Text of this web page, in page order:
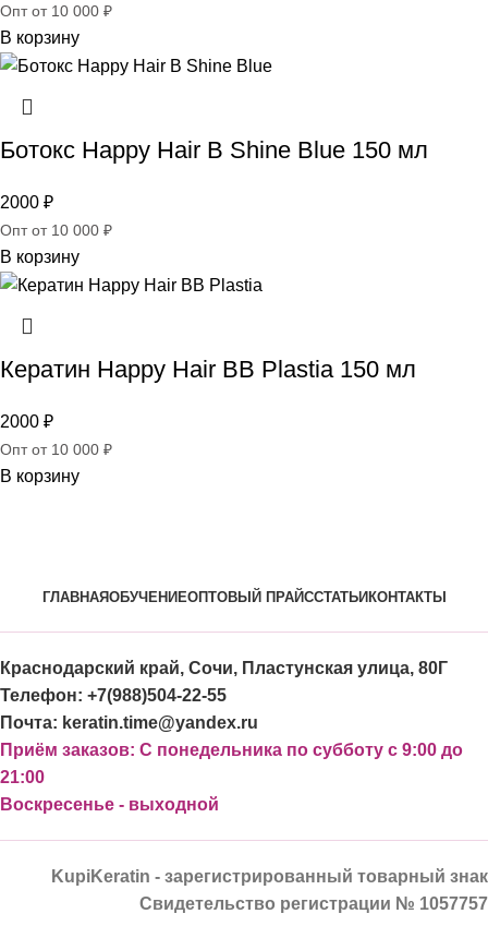
Опт от 10 000 ₽
В корзину
Ботокс Happy Hair B Shine Blue 150 мл
2000 ₽
Опт от 10 000 ₽
В корзину
Кератин Happy Hair BB Plastia 150 мл
2000 ₽
Опт от 10 000 ₽
В корзину
ГЛАВНАЯОБУЧЕНИЕОПТОВЫЙ ПРАЙССТАТЬИ КОНТАКТЫ
Краснодарский край, Сочи, Пластунская улица, 80Г
Телефон: +7(988)504-22-55
Почта: keratin.time@yandex.ru
Приём заказов: С понедельника по субботу с 9:00 до
21:00
Воскресенье - выходной
KupiKeratin - зарегистрированный товарный знак
Свидетельство регистрации № 1057757